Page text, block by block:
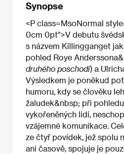
Synopse
<P class=MsoNormal
0cm 0pt">V debutu
s názvem Killingganget
pohled Roye
druhého poschodí) a
Výsledkem je poněkud
humoru, kdy se člověku
žaludek&nbsp; při
vykořeněných lidí,
vzájemné komunikace.
ze čtyř povídek, jež spolu
ani časově, spojuje je